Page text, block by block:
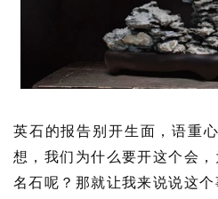
英石的报告别开生面，语重
想，我们为什么要开这个会
名石呢？那就让我来说说这